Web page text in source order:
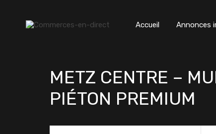
Accueil Annonces
METZ CENTRE –
PIÉTON PREMIUM